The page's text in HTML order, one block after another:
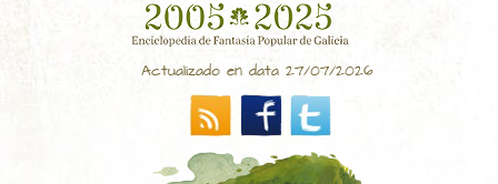
Actualizado en data 27/07/2026